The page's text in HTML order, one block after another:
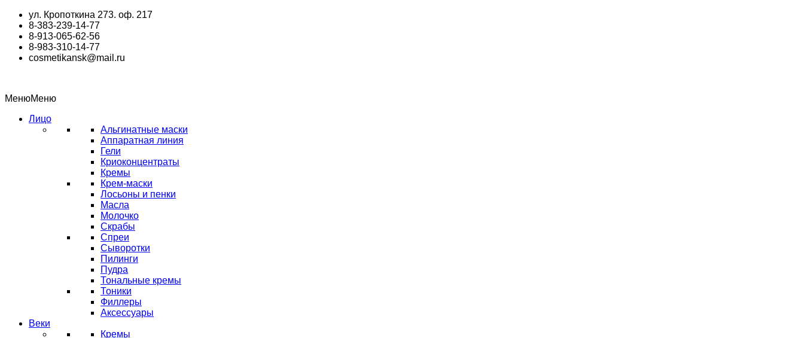
Перейти
содержимому
ул. Кропоткина 273. оф. 217
8-383-239-14-77
8-913-065-62-56
8-983-310-14-77
cosmetikansk@mail.ru
МенюМеню
Лицо
Альгинатные маски
Аппаратная линия
Гели
Криоконцентраты
Кремы
Крем-маски
Лосьоны и пенки
Масла
Молочко
Скрабы
Спреи
Сыворотки
Пилинги
Пудра
Тональные кремы
Тоники
Филлеры
Аксессуары
Веки
Кремы